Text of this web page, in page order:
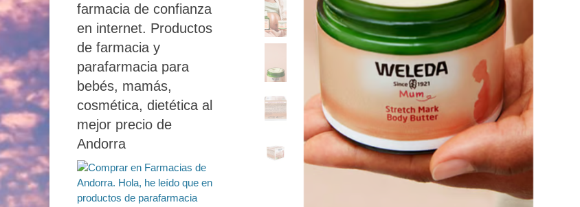
farmacia de confianza
en internet. Productos
de farmacia y
parafarmacia para
bebés, mamás,
cosmética, dietética al
mejor precio de
Andorra